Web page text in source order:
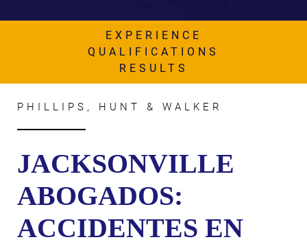
WHAT CLIENTS SAYEXPERIENCE
QUALIFICATIONS
RESULTS
PHILLIPS, HUNT & WALKER
JACKSONVILLE
ABOGADOS:
ACCIDENTES EN